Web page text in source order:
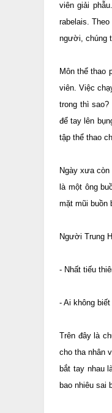
viên giải
rabelais.
người, chúng
Môn thể thao
viên. Việc
trong thì
để tay lên
tập thể thao
Ngày xưa còn
là một ông
mặt mũi buồn
Người Trung
- Nhất tiếu
- Ai không
Trên đây là
cho tha nhân
bắt tay nhau
bao nhiêu sai